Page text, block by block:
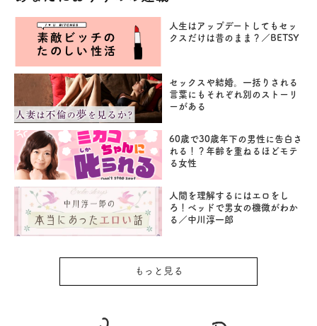
人生はアップデートしてもセッ
クスだけは昔のまま？／BETSY
セックスや結婚。一括りされる
言葉にもそれぞれ別のストーリ
ーがある
60歳で30歳年下の男性に告白さ
れる！？年齢を重ねるほどモテ
る女性
人間を理解するにはエロをし
ろ！ベッドで男女の機微がわか
る／中川淳一郎
もっと見る